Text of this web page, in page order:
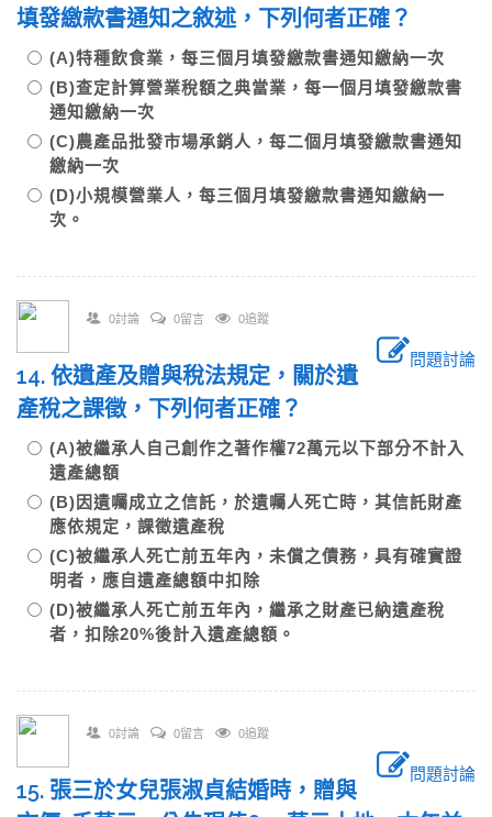
填發繳款書通知之敘述，下列何者正確？
(A)特種飲食業，每三個月填發繳款書通知繳納一次
(B)查定計算營業稅額之典當業，每一個月填發繳款書
通知繳納一次
(C)農產品批發市場承銷人，每二個月填發繳款書通知
繳納一次
(D)小規模營業人，每三個月填發繳款書通知繳納一
次。
0討論 0留言 0追蹤
問題討論
14. 依遺產及贈與稅法規定，關於遺
產稅之課徵，下列何者正確？
(A)被繼承人自己創作之著作權72萬元以下部分不計入
遺產總額
(B)因遺囑成立之信託，於遺囑人死亡時，其信託財產
應依規定，課徵遺產稅
(C)被繼承人死亡前五年內，未償之債務，具有確實證
明者，應自遺產總額中扣除
(D)被繼承人死亡前五年內，繼承之財產已納遺產稅
者，扣除20%後計入遺產總額。
0討論 0留言 0追蹤
問題討論
15. 張三於女兒張淑貞結婚時，贈與